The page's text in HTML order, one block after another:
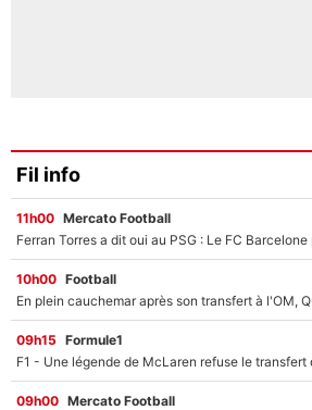
Fil info
11h00 Mercato Football
10h00 Football
09h15 Formule1
09h00 Mercato Football